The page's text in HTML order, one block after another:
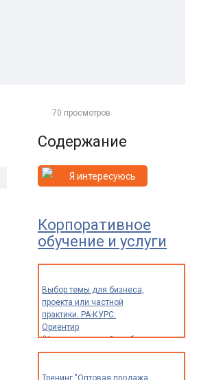
Содержание
Я интересуюсь
Корпоративное
обучение и услуги
Выбор темы для бизнеса,
проекта или частной
практики. РА-КУРС:
Ориентир
(Индивидуальный разбор
опыта и идей для
экспертов
Тренинг "Оптовая продажа
70 просмотров